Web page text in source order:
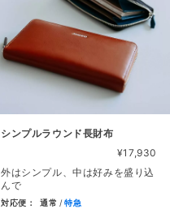
シンプルラウンド長財布
¥17,930
外はシンプル、中は好みを盛り込
んで
対応便： 通常 特急